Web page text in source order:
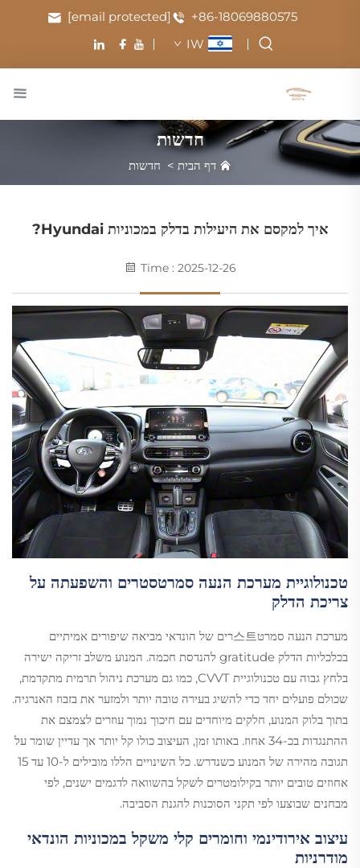
+86-18069880575
[email protected]
IW
חדשות
דף הבית > חדשות
איך למקסם את היעילות בדלק במכוניות Hyundai?
Time : 2025-12-26
טכנולוגיית מערכת הנעה סמרטסטרים והשפעתה על
צריכת הדלק
מערכת הנעה סמרט스트רים של הונדאי מביאה שיפורים אמיתיים
בכלכליות הדלק gratitude להנדסת חכמה. המנוע משלב זריקה ישירה
בלחץ גבוה עם טכנולוגיית CVVT, כמו גם מערכת ניהול תרמית מתקדמת,
שכולם פועלים יחד כדי להשיג בעירה טובה יותר ולמזער את בזבוז האנרגיה.
בתוך בלוק המנוע, חלקים מיוחדים עם חיכוך נמוך עוזרים לצמצם את
ההתנגדות בכ-34 אחוז. באותו זמן, העיצוב כולו קל יותר אך עדיין שומר על
תגובה מהירה של המנוע כשנדרש. כל השינויים הללו מובילים ל-10 עד 15
אחוזים טובים יותר בקילומטרים לשקל בהשוואה לדגמים ישנים, לפי
מבחנים שבוצעו לפי תקני הסוכנות להגנת הסביבה.
עיצוב אירודינמי וחומרים קלי משקל במכוניות הונדאי
מודרניות